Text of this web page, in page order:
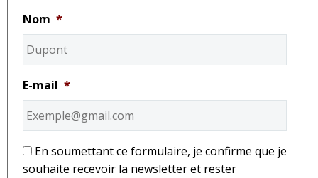
Nom *
E-mail *
* En soumettant ce formulaire, je confirme que je
souhaite recevoir la newsletter et rester